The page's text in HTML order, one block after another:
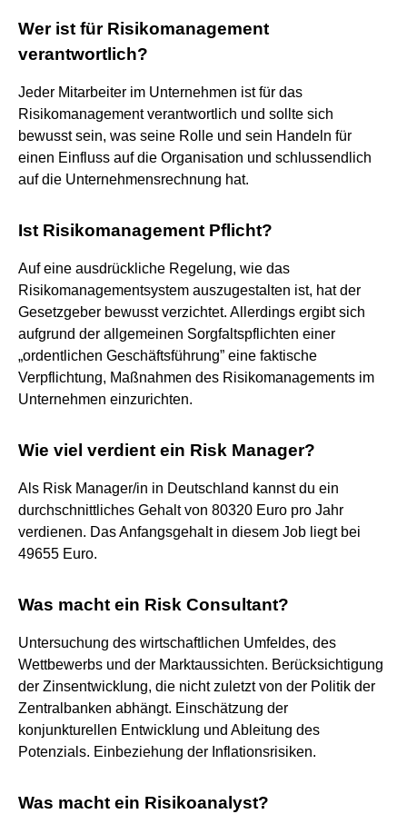
Wer ist für Risikomanagement
verantwortlich?
Jeder Mitarbeiter im Unternehmen ist für das
Risikomanagement verantwortlich und sollte sich
bewusst sein, was seine Rolle und sein Handeln für
einen Einfluss auf die Organisation und schlussendlich
auf die Unternehmensrechnung hat.
Ist Risikomanagement Pflicht?
Auf eine ausdrückliche Regelung, wie das
Risikomanagementsystem auszugestalten ist, hat der
Gesetzgeber bewusst verzichtet. Allerdings ergibt sich
aufgrund der allgemeinen Sorgfaltspflichten einer
„ordentlichen Geschäftsführung” eine faktische
Verpflichtung, Maßnahmen des Risikomanagements im
Unternehmen einzurichten.
Wie viel verdient ein Risk Manager?
Als Risk Manager/in in Deutschland kannst du ein
durchschnittliches Gehalt von 80320 Euro pro Jahr
verdienen. Das Anfangsgehalt in diesem Job liegt bei
49655 Euro.
Was macht ein Risk Consultant?
Untersuchung des wirtschaftlichen Umfeldes, des
Wettbewerbs und der Marktaussichten. Berücksichtigung
der Zinsentwicklung, die nicht zuletzt von der Politik der
Zentralbanken abhängt. Einschätzung der
konjunkturellen Entwicklung und Ableitung des
Potenzials. Einbeziehung der Inflationsrisiken.
Was macht ein Risikoanalyst?